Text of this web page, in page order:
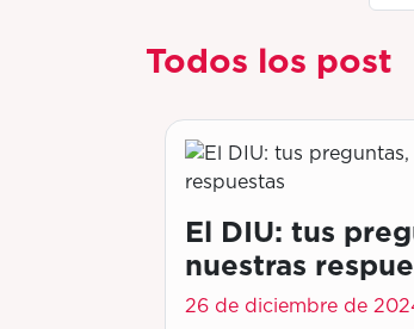
Todos los post
El DIU: tus
nuestras
26 de diciembre de